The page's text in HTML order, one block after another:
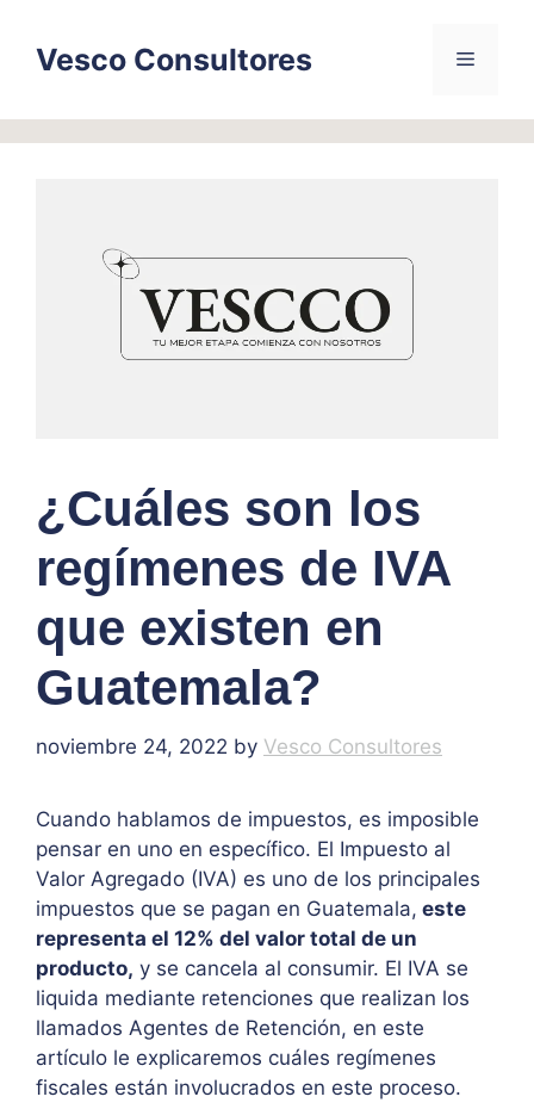
contentVesco Consultores Menu
¿Cuáles son los
regímenes de IVA
que existen en
Guatemala?
noviembre 24, 2022 by Vesco Consultores
Cuando hablamos de impuestos, es imposible
pensar en uno en específico. El Impuesto al
Valor Agregado (IVA) es uno de los principales
impuestos que se pagan en Guatemala, este
representa el 12% del valor total de un
producto, y se cancela al consumir. El IVA se
liquida mediante retenciones que realizan los
llamados Agentes de Retención, en este
artículo le explicaremos cuáles regímenes
fiscales están involucrados en este proceso.